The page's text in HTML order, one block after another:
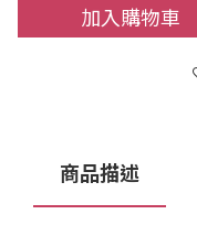
加入購物車
商品描述